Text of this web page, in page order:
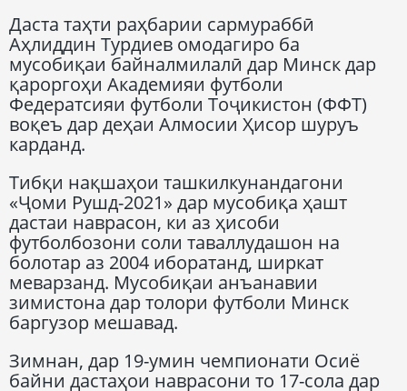
Даста таҳти раҳбарии сармураббӣ
Аҳлиддин Турдиев омодагиро ба
мусобиқаи байналмилалӣ дар Минск дар
қароргоҳи Академияи футболи
Федератсияи футболи Тоҷикистон (ФФТ)
воқеъ дар деҳаи Алмосии Ҳисор шуруъ
карданд.
Тибқи нақшаҳои ташкилкунандагони
«Ҷоми Рушд-2021» дар мусобиқа ҳашт
дастаи наврасон, ки аз ҳисоби
футболбозони соли таваллудашон на
болотар аз 2004 иборатанд, ширкат
меварзанд. Мусобиқаи анъанавии
зимистона дар толори футболи Минск
баргузор мешавад.
Зимнан, дар 19-умин чемпионати Осиё
байни дастаҳои наврасони то 17-сола дар